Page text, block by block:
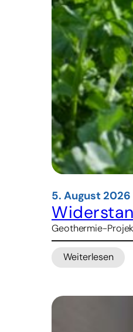
5. August 2026
Geothermie-
Weiterlesen
: